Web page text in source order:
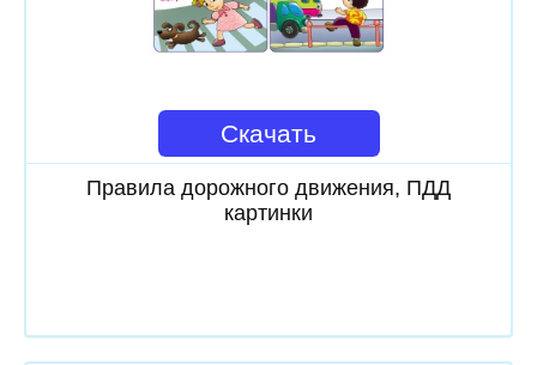
Скачать
Правила дорожного движения, ПДД
картинки